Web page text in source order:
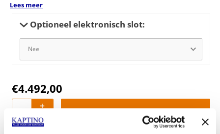
Lees meer
Optioneel elektronisch slot:
€4.492,00
In mijn winkelwagen